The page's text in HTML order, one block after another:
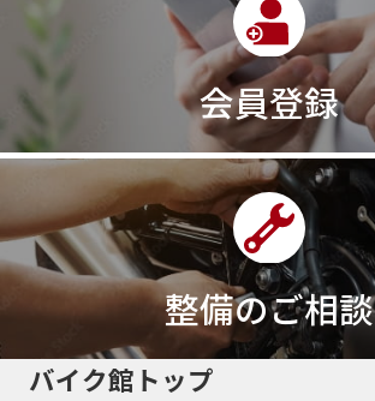
会員登録
整備のご相談
バイク館トップ